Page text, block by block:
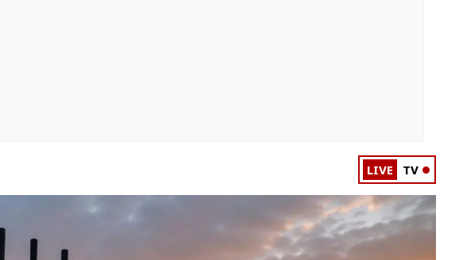
LIVE TV